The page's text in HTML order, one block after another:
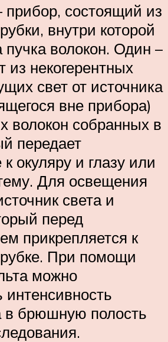
прибор, состоящий из
внутри которой
пучка волокон. Один –
из некогерентных
свет от источника
вне прибора)
волокон собранных в
передает
окуляру и глазу или
Для освещения
света и
перед
прикрепляется к
При помощи
можно
интенсивность
в брюшную полость